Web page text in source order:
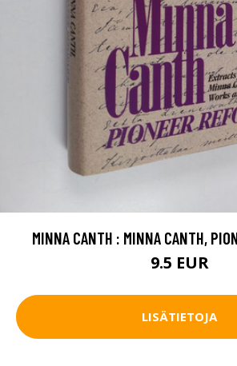
MINNA CANTH : MINNA CANTH,
9.5 EUR
LISÄTIETOJA